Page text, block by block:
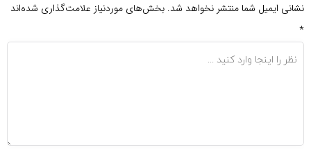
نشانی ایمیل شما منتشر نخواهد شد. بخش‌های موردنیاز علامت‌گذاری شده‌اند
*